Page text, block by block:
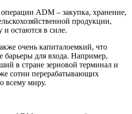
ADM – закупка, хранение,
продукции,
остаются в силе.
очень капиталоемкий, что
барьеры для входа. Например,
в стране зерновой терминал и
сотни перерабатывающих
всему миру.